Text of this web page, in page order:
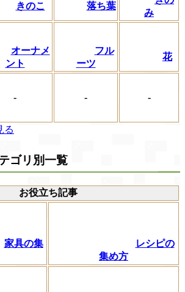
きのこ 落ち葉
み
オーナメ
ント
フル
ーツ
花
- - -
る
ゴリ別一覧
お役立ち記事
家具の集
レシピの
集め方